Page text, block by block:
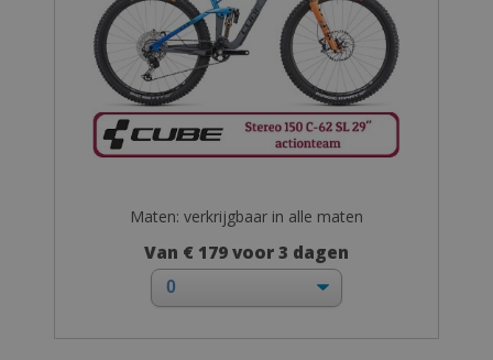
Maten: verkrijgbaar in alle maten
Van € 179 voor 3 dagen